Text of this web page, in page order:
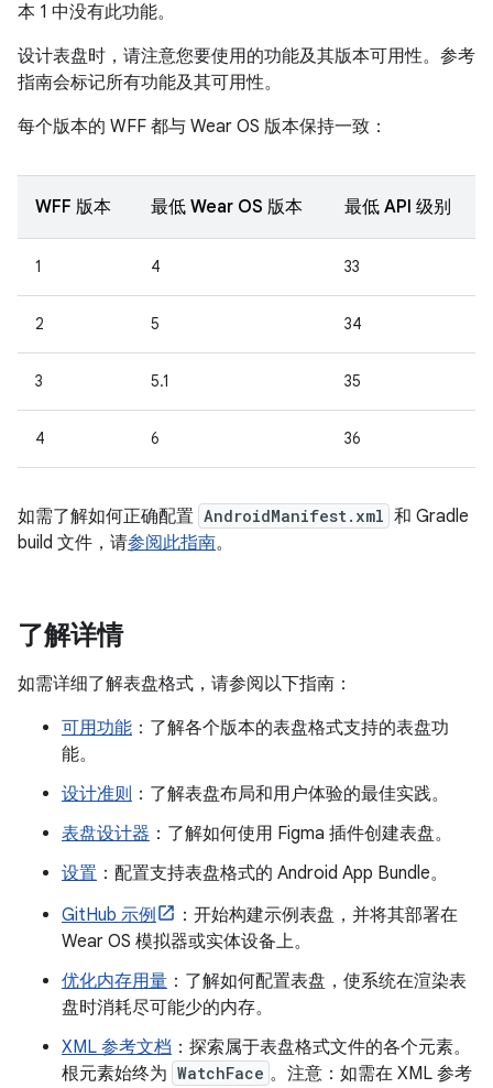
本 1 中没有此功能。
设计表盘时，请注意您要使用的功能及其版本可用性。参考
指南会标记所有功能及其可用性。
每个版本的 WFF 都与 Wear OS 版本保持一致：
WFF 版本 最低 Wear OS 版本 最低 API 级别
1 4 33
2 5 34
3 5.1 35
4 6 36
如需了解如何正确配置 AndroidManifest.xml 和 Gradle
build 文件，请参阅此指南。
了解详情
如需详细了解表盘格式，请参阅以下指南：
可用功能 ：了解各个版本的表盘格式支持的表盘功
能。
设计准则 ：了解表盘布局和用户体验的最佳实践。
表盘设计器 ：了解如何使用 Figma 插件创建表盘。
设置 ：配置支持表盘格式的 Android App Bundle。
GitHub 示例
：开始构建示例表盘，并将其部署在
Wear OS 模拟器或实体设备上。
优化内存用量 ：了解如何配置表盘，使系统在渲染表
盘时消耗尽可能少的内存。
XML 参考文档 ：探索属于表盘格式文件的各个元素。
根元素始终为 WatchFace 。注意：如需在 XML 参考